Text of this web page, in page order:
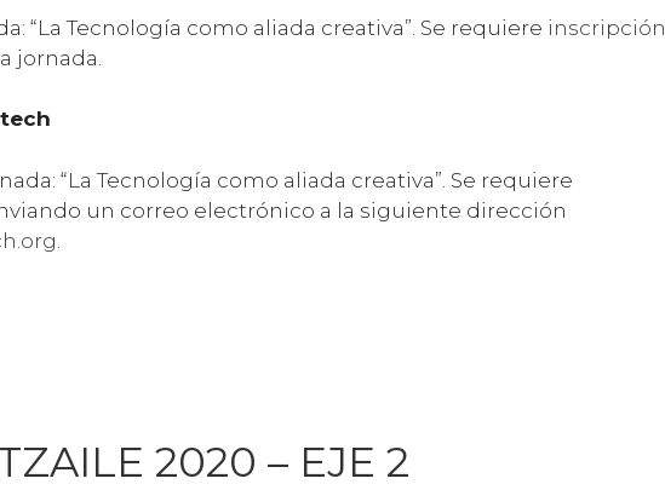
“La Tecnología como aliada creativa”. Se requiere inscripción
jornada.
“La Tecnología como aliada creativa”. Se requiere
un correo electrónico a la siguiente dirección
2020 – EJE 2